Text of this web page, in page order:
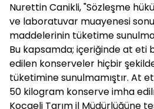
Nurettin Canikli, "Sözleşme
ve laboratuvar muayenesi
maddelerinin tüketime
Bu kapsamda; içeriğinde at eti
edilen konserveler hiçbir
tüketimine sunulmamıştır. At
50 kilogram konserve imha
Kocaeli Tarım il Müdürlüğüne